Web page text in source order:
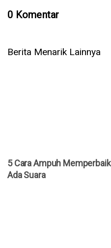
0 Komentar
Berita Menarik Lainnya
5 Cara Ampuh
Ada Suara